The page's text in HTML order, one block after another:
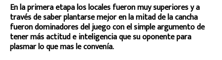
En la primera etapa los locales fueron muy superiores y a
través de saber plantarse mejor en la mitad de la cancha
fueron dominadores del juego con el simple argumento de
tener más actitud e inteligencia que su oponente para
plasmar lo que mas le convenía.